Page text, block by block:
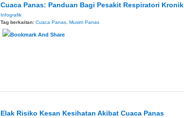
Cuaca Panas: Panduan Bagi Pesakit Respiratori Kronik
Infografik
Tag berkaitan: Cuaca Panas Musim Panas
Elak Risiko Kesan Kesihatan Akibat Cuaca Panas